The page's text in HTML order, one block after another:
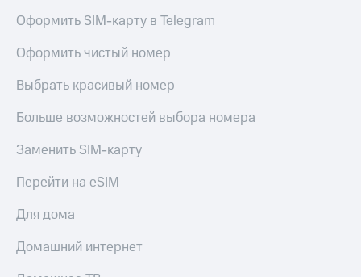
Оформить SIM-карту в Telegram
Оформить чистый номер
Выбрать красивый номер
Больше возможностей выбора номера
Заменить SIM-карту
Перейти на eSIM
Для дома
Домашний интернет